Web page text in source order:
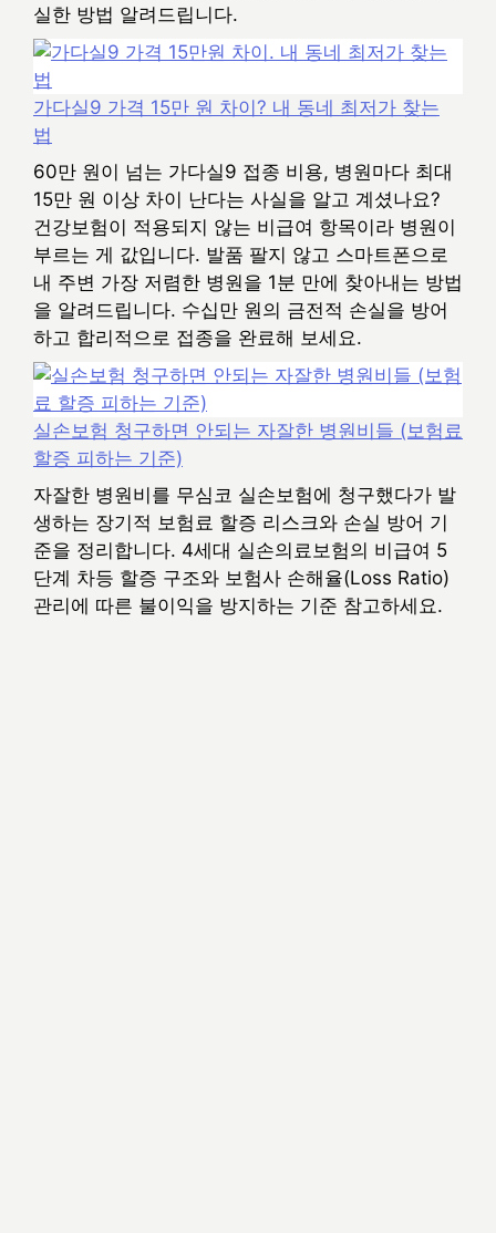
실한 방법 알려드립니다.
가다실9 가격 15만 원 차이? 내 동네 최저가 찾는
법
60만 원이 넘는 가다실9 접종 비용, 병원마다 최대
15만 원 이상 차이 난다는 사실을 알고 계셨나요?
건강보험이 적용되지 않는 비급여 항목이라 병원이
부르는 게 값입니다. 발품 팔지 않고 스마트폰으로
내 주변 가장 저렴한 병원을 1분 만에 찾아내는 방법
을 알려드립니다. 수십만 원의 금전적 손실을 방어
하고 합리적으로 접종을 완료해 보세요.
실손보험 청구하면 안되는 자잘한 병원비들 (보험료
할증 피하는 기준)
자잘한 병원비를 무심코 실손보험에 청구했다가 발
생하는 장기적 보험료 할증 리스크와 손실 방어 기
준을 정리합니다. 4세대 실손의료보험의 비급여 5
단계 차등 할증 구조와 보험사 손해율(Loss Ratio)
관리에 따른 불이익을 방지하는 기준 참고하세요.